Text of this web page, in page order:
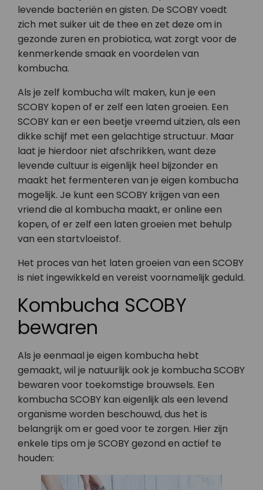
levende bacteriën en gisten. De SCOBY voedt
zich met suiker uit de thee en zet deze om in
gezonde zuren en probiotica, wat zorgt voor de
kenmerkende smaak en voordelen van
kombucha.
Als je zelf kombucha wilt maken, kun je een
SCOBY kopen of er zelf een laten groeien. Een
SCOBY kan er een beetje vreemd uitzien, als een
dikke schijf met een gelachtige structuur. Maar
laat je hierdoor niet afschrikken, want deze
levende cultuur is eigenlijk heel bijzonder en
maakt het fermenteren van je eigen kombucha
mogelijk. Je kunt een SCOBY krijgen van een
vriend die al kombucha maakt, er online een
kopen, of er zelf een laten groeien met behulp
van een startvloeistof.
Het proces van het laten groeien van een SCOBY
is niet ingewikkeld en vereist voornamelijk geduld.
Kombucha SCOBY
bewaren
Als je eenmaal je eigen kombucha hebt
gemaakt, wil je natuurlijk ook je kombucha SCOBY
bewaren voor toekomstige brouwsels. Een
kombucha SCOBY kan eigenlijk als een levend
organisme worden beschouwd, dus het is
belangrijk om er goed voor te zorgen. Hier zijn
enkele tips om je SCOBY gezond en actief te
houden: